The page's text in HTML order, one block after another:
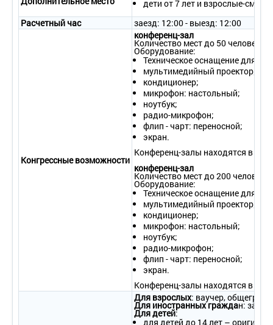
дети от 7 лет и взрослые-см.
Расчетный час
заезд: 12:00 - выезд: 12:00
Конгрессные возможности
конференц-зал
Количество мест до 50 человек
Оборудование:
Техническое оснащение для
мультимедийный проектор;
кондиционер;
микрофон: настольный;
ноутбук;
радио-микрофон;
флип - чарт: переносной;
экран.
Конференц-залы находятся в
конференц-зал
Количество мест до 200 человек
Оборудование:
Техническое оснащение для
мультимедийный проектор;
кондиционер;
микрофон: настольный;
ноутбук;
радио-микрофон;
флип - чарт: переносной;
экран.
Конференц-залы находятся в
Для взрослых: ваучер,
Для иностранных граждан:
Для детей:
для детей до 14 лет –